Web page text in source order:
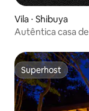
Vila ⋅ Shibuya
Autêntica casa de
Superhost
Superhost